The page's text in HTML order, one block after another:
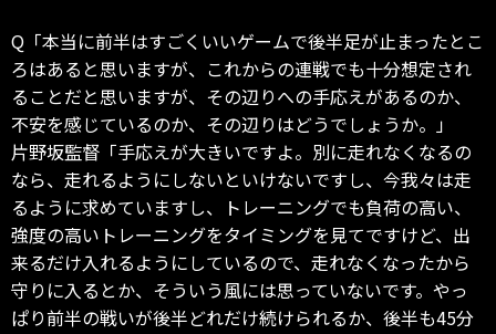
Q「本当に前半はすごくいいゲームで後半足が止まったとこ
ろはあると思いますが、これからの連戦でも十分想定され
ることだと思いますが、その辺りへの手応えがあるのか、
不安を感じているのか、その辺りはどうでしょうか。」
片野坂監督「手応えが大きいですよ。別に走れなくなるの
なら、走れるようにしないといけないですし、今我々は走
るように求めていますし、トレーニングでも負荷の高い、
強度の高いトレーニングをタイミングを見てですけど、出
来るだけ入れるようにしているので、走れなくなったから
守りに入るとか、そういう風には思っていないです。やっ
ぱり前半の戦いが後半どれだけ続けられるか、後半も45分